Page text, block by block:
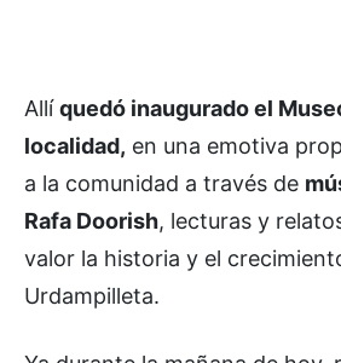
Allíquedó inaugurado el
localidad, en una emotiva
a la comunidad a través de
Rafa Doorish, lecturas y
valor la historia y el
Urdampilleta.